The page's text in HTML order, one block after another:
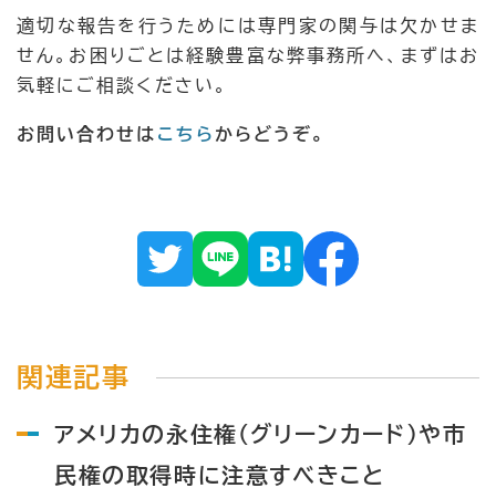
適切な報告を行うためには専門家の関与は欠かせま
せん。お困りごとは経験豊富な弊事務所へ、まずはお
気軽にご相談ください。
お問い合わせは こちら からどうぞ。
関連記事
アメリカの永住権（グリーンカード）や市
民権の取得時に注意すべきこと